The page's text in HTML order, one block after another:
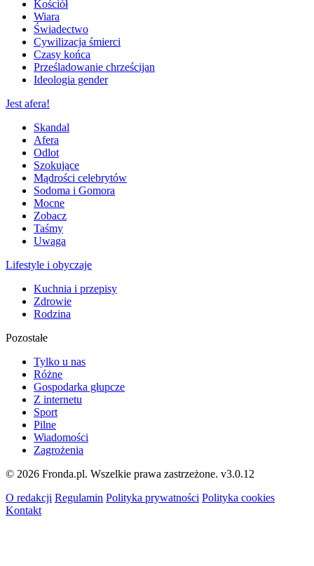
Kościół
Wiara
Świadectwo
Cywilizacja śmierci
Czasy końca
Prześladowanie chrześcijan
Ideologia gender
Jest afera!
Skandal
Afera
Odlot
Szokujące
Mądrości celebrytów
Sodoma i Gomora
Mocne
Zobacz
Taśmy
Uwaga
Lifestyle i obyczaje
Kuchnia i przepisy
Zdrowie
Rodzina
Pozostałe
Tylko u nas
Różne
Gospodarka głupcze
Z internetu
Sport
Pilne
Wiadomości
Zagrożenia
© 2026 Fronda.pl. Wszelkie prawa zastrzeżone. v3.0.12
O redakcji Regulamin Polityka prywatności Polityka cookies
Kontakt